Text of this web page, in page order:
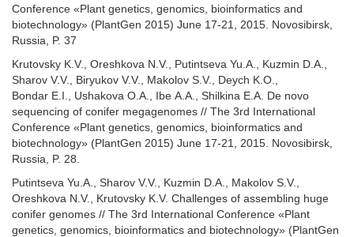
Conference «Plant genetics, genomics, bioinformatics and
biotechnology» (PlantGen 2015) June 17-21, 2015. Novosibirsk,
Russia, P. 37
Krutovsky K.V., Oreshkova N.V., Putintseva Yu.A., Kuzmin D.A.,
Sharov V.V., Biryukov V.V., Makolov S.V., Deych K.O.,
Bondar E.I., Ushakova O.A., Ibe A.A., Shilkina E.A. De novo
sequencing of conifer megagenomes // The 3rd International
Conference «Plant genetics, genomics, bioinformatics and
biotechnology» (PlantGen 2015) June 17-21, 2015. Novosibirsk,
Russia, P. 28.
Putintseva Yu.A., Sharov V.V., Kuzmin D.A., Makolov S.V.,
Oreshkova N.V., Krutovsky K.V. Challenges of assembling huge
conifer genomes // The 3rd International Conference «Plant
genetics, genomics, bioinformatics and biotechnology» (PlantGen